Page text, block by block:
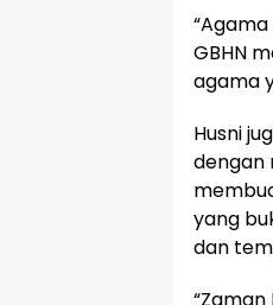
GBHN
agama
Husni
dengan
yang
dan